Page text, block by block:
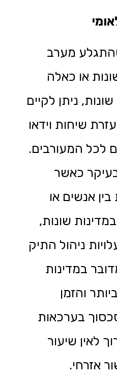
מערב
או כאלה
ניתן לקיים
שיחות וידאו
לכל המעורבים.
בעיקר כאשר
אנשים או
שונות,
ניהול התיק
במדינות
והזמן
בערכאות
לאין שיעור
אזרחי.